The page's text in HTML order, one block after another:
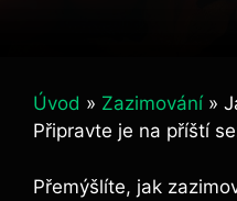
Úvod » Zazimování »
Připravte je na příští
Přemýšlíte, jak